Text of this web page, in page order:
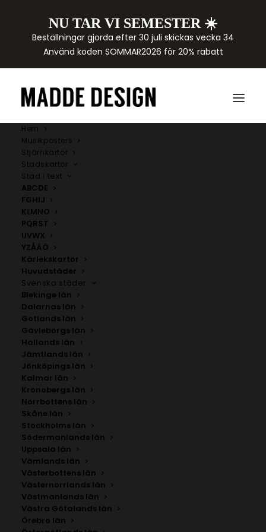
NU TAR VI SEMESTER ☀️
Beställningar gjorda efter 30 juli skickas vecka 34
Använd koden SOMMAR2026 för 20% rabatt
Hem
Musikposters
Stjärnkartor
Stadskartor
Stad i text
ABCDE
FGHIJ
KLMNO
PQRST
UVWX
YZÅÄÖ
Kärlekskartor
Huvudstäder
Svenska städer
Blekinge län
Dalarnas län
Gotlands län
Gävleborgs län
Hallands län
Jämtlands län
Jönköpings län
Kalmar län
Kronobergs län
Norrbottens län
Skåne län
Stockholms län
Södermanlands län
Uppsala län
Vämlands län
Västerbottens län
Västernorrlands län
Västmanlands län
Västra Götalands län
Örebro län
Vintage Danny Bunny Poster #2 Stripes
Storlek